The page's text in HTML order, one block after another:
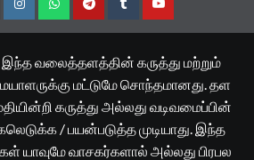
InstagramWhatsappTelegramTumblrYouTube
இந்த வலைத்தளத்தின் கருத்து மற்றும்
மட்டுமே சொந்தமானது. தள
கருத்து அல்லது வடிவமைப்பின்
/ பயன்படுத்த முடியாது. இந்த
யாவுமே வாசகர்களால் அல்லது பிரபல